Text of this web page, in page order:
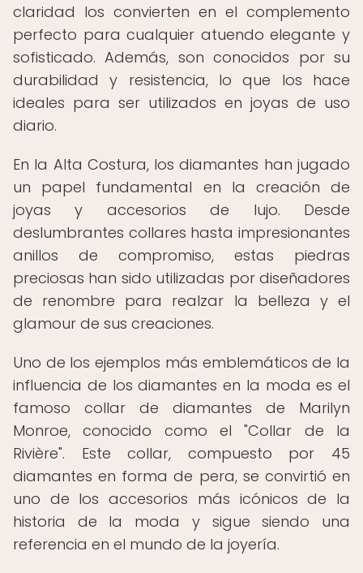
claridad los convierten en el complemento
perfecto para cualquier atuendo elegante y
sofisticado. Además, son conocidos por su
durabilidad y resistencia, lo que los hace
ideales para ser utilizados en joyas de uso
diario.
En la Alta Costura, los diamantes han jugado
un papel fundamental en la creación de
joyas y accesorios de lujo. Desde
deslumbrantes collares hasta impresionantes
anillos de compromiso, estas piedras
preciosas han sido utilizadas por diseñadores
de renombre para realzar la belleza y el
glamour de sus creaciones.
Uno de los ejemplos más emblemáticos de la
influencia de los diamantes en la moda es el
famoso collar de diamantes de Marilyn
Monroe, conocido como el "Collar de la
Rivière". Este collar, compuesto por 45
diamantes en forma de pera, se convirtió en
uno de los accesorios más icónicos de la
historia de la moda y sigue siendo una
referencia en el mundo de la joyería.